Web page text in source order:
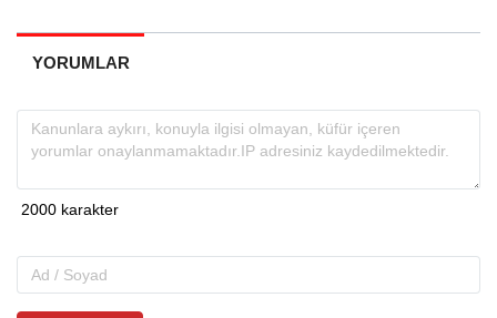
YORUMLAR